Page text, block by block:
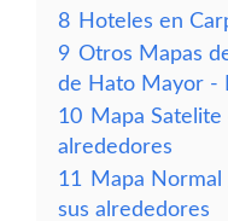
8 Hoteles en
9 Otros Mapas
de Hato Mayor -
10 Mapa
alrededores
11
Mapa
sus alrededores